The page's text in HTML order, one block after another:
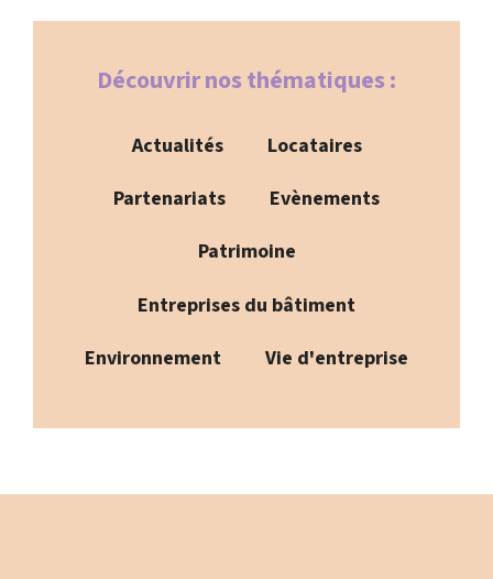
Découvrir nos thématiques :
Actualités
Locataires
Partenariats
Evènements
Patrimoine
Entreprises du bâtiment
Environnement
Vie d'entreprise